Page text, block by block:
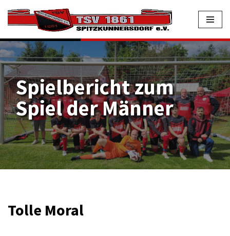
Zum
Inhalt
springen
Spielbericht zum
Spiel der Männer
Tolle Moral